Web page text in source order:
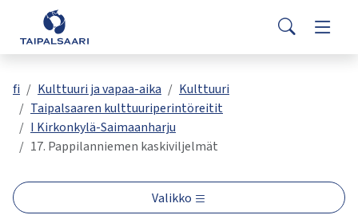
Siirry pääsisältöön
Palaute
Yhteystiedot
Search
Valitse
oleva
tulos
ylös-
ja
Siirry
valittuun
Asuminen ja rakentaminen
Opetus ja kasvatus
Hyvinvointi ja terveys
Kulttuuri ja vapaa-aika
fi Kulttuuri ja vapaa-aika
Kulttuuri
Taipalsaaren kulttuuriperintöreitit
I Kirkonkylä-Saimaanharju
17. Pappilanniemen kaskiviljelmät
Valikko